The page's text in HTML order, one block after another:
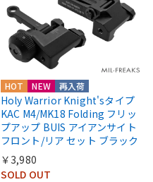
HOT NEW 再入荷
Holy Warrior Knight'sタイプ
KAC M4/MK18 Folding フリッ
プアップ BUIS アイアンサイト
フロント/リア セット ブラック
￥3,980
SOLD OUT